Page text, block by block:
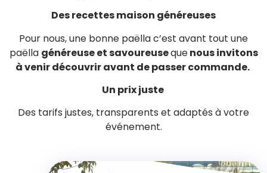
Des recettes maison généreuses
Pour nous, une bonne paëlla c’est avant tout une
paëlla généreuse et savoureusequenous invitons
à venir découvrir avant de passer commande.
Un prix juste
Des tarifs justes, transparents et adaptés à votre
événement.